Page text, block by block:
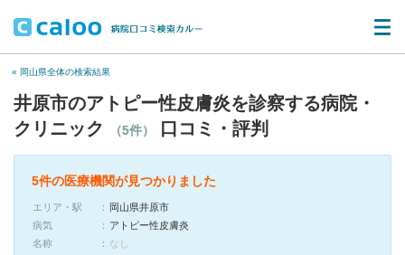
« 岡山県全体の検索結果
井原市のアトピー性皮膚炎を診察する病院・
クリニック
（5件） 口コミ・評判
5件の医療機関が見つかりました
エリア・駅
岡山県井原市
病気
アトピー性皮膚炎
名称
なし